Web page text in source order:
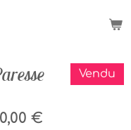
Vendu
€